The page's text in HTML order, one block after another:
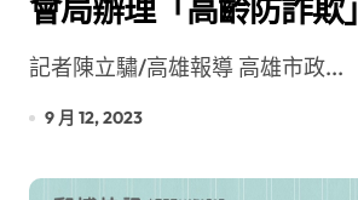
會局辦理「高齡防詐欺」
研討會
記者陳立驌/高雄報導 高雄市政...
9 月 12, 2023